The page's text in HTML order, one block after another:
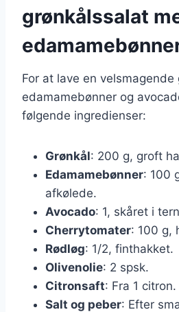
grønkålssalat
For at lave en
edamamebønner og
følgende ingredienser:
Grønkål: 200 g, groft
Edamamebønner: 100
afkølede.
Avocado: 1, skåret i
Cherrytomater: 100 g,
Rødløg: 1/2, finthakket.
Olivenolie: 2 spsk.
Citronsaft: Fra 1 citron.
Salt og peber: Efter